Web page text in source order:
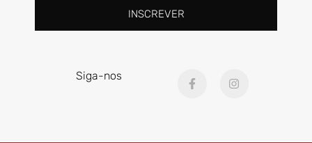
INSCREVER
Siga-nos
a
n